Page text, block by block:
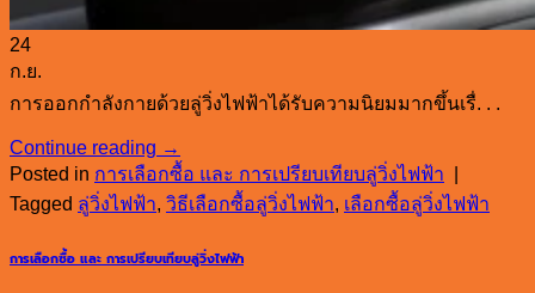
24
ก.ย.
การออกกำลังกายด้วยลู่วิ่งไฟฟ้าได้รับความนิยมมากขึ้นเรื่. . .
Continue reading →
Posted in การเลือกซื้อ และ การเปรียบเทียบลู่วิ่งไฟฟ้า
Tagged ลู่วิ่งไฟฟ้า, วิธีเลือกซื้อลู่วิ่งไฟฟ้า, เลือกซื้อลู่วิ่งไฟฟ้า
การเลือกซื้อ และ การเปรียบเทียบลู่วิ่งไฟฟ้า